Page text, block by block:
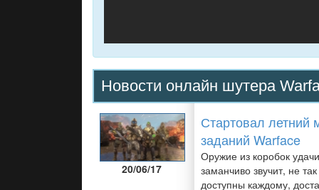
Новости онлайн шутера
20/06/17
Стартовал летний
заданий Warface
Оружие из коробок
заманчиво звучит, не
доступны каждому,